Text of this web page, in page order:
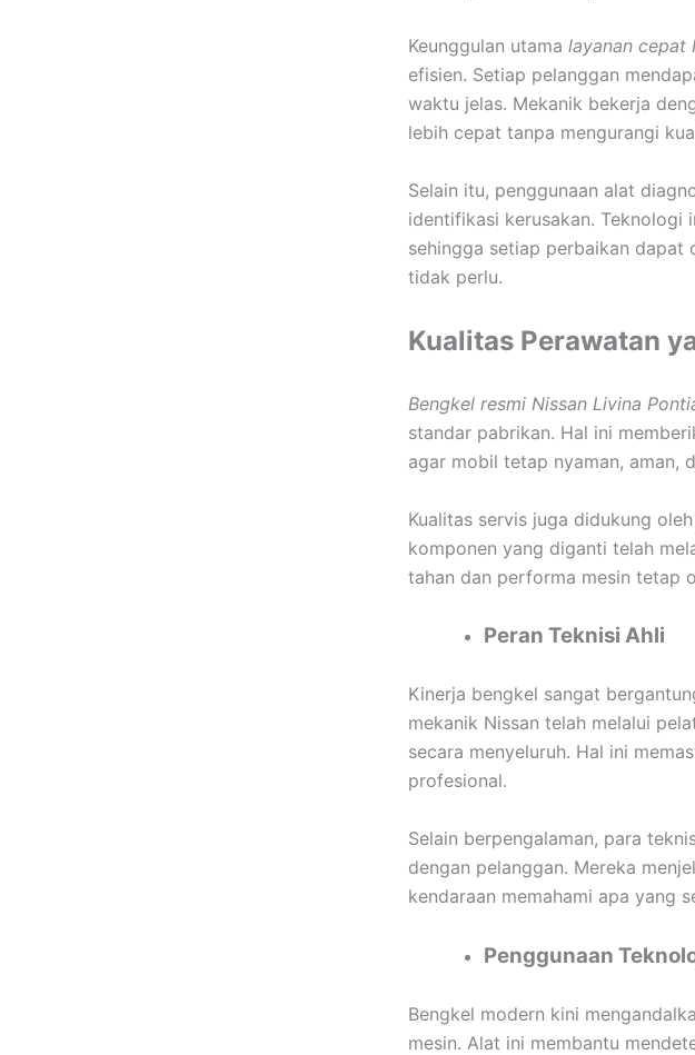
Keunggulan utama layanan cepat
efisien. Setiap pelanggan
waktu jelas. Mekanik bekerja
lebih cepat tanpa mengurangi
Selain itu, penggunaan alat
identifikasi kerusakan. Teknologi
sehingga setiap perbaikan dapat
tidak perlu.
Kualitas Perawatan
Bengkel resmi Nissan Livina
standar pabrikan. Hal ini
agar mobil tetap nyaman, aman,
Kualitas servis juga didukung
komponen yang diganti telah
tahan dan performa mesin tetap
Peran Teknisi Ahli
Kinerja bengkel sangat
mekanik Nissan telah melalui
secara menyeluruh. Hal ini
profesional.
Selain berpengalaman, para
dengan pelanggan. Mereka
kendaraan memahami apa yang
Penggunaan
Bengkel modern kini
mesin. Alat ini membantu